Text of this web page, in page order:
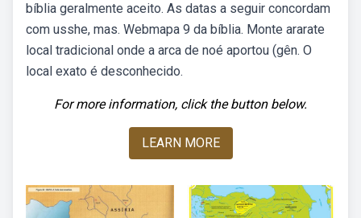
bíblia geralmente aceito. As datas a seguir concordam
com usshe, mas. Webmapa 9 da bíblia. Monte ararate
local tradicional onde a arca de noé aportou (gên. O
local exato é desconhecido.
For more information, click the button below.
LEARN MORE